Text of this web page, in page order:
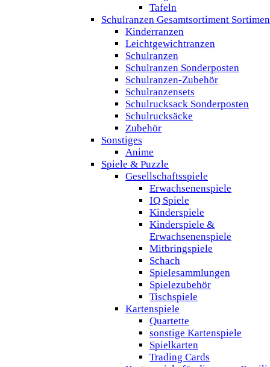
Tafeln
Schulranzen Gesamtsortiment
Kinderranzen
Leichtgewichtranzen
Schulranzen
Schulranzen Sonderposten
Schulranzen-Zubehör
Schulranzensets
Schulrucksack Sonderposten
Schulrucksäcke
Zubehör
Sonstiges
Anime
Spiele & Puzzle
Gesellschaftsspiele
Erwachsenenspiele
IQ Spiele
Kinderspiele
Kinderspiele &
Erwachsenenspiele
Mitbringspiele
Schach
Spielesammlungen
Spielezubehör
Tischspiele
Kartenspiele
Quartette
sonstige Kartenspiele
Spielkarten
Trading Cards